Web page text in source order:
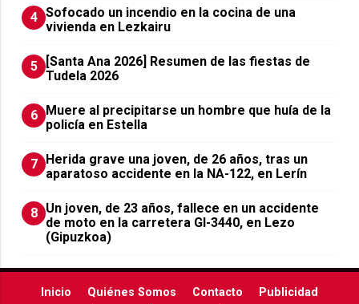
4 Sofocado un incendio en la cocina de una
vivienda en Lezkairu
5
[Santa Ana 2026] Resumen de las fiestas de
Tudela 2026
6 Muere al precipitarse un hombre que huía de la
policía en Estella
7 Herida grave una joven, de 26 años, tras un
aparatoso accidente en la NA-122, en Lerín
8 Un joven, de 23 años, fallece en un accidente
de moto en la carretera GI-3440, en Lezo
(Gipuzkoa)
Inicio Quiénes Somos Contacto
Publicidad